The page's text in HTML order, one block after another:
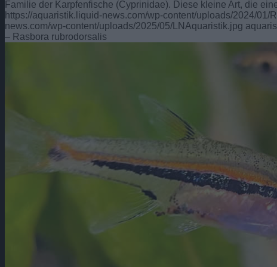
Familie der Karpfenfische (Cyprinidae). Diese kleine Art, die
https://aquaristik.liquid-news.com/wp-content/uploads/2024/01/
news.com/wp-content/uploads/2025/05/LNAquaristik.jpg
– Rasbora rubrodorsalis